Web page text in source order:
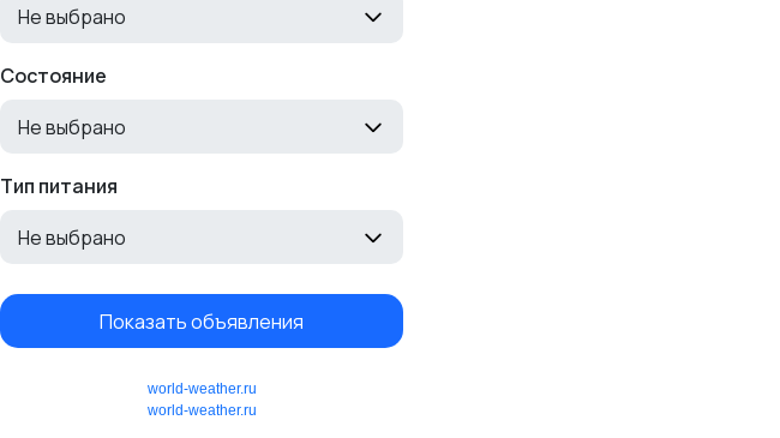
Не выбрано
Состояние
Не выбрано
Тип питания
Не выбрано
Показать объявления
world-weather.ru
world-weather.ru